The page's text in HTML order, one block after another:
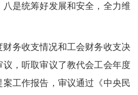
是统筹好发展和安全，全力维
财务收支情况和工会财务收支决
，听取审议了教代会工会年度
工作报告，审议通过《中央民